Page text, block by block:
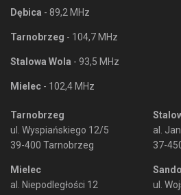
Dębica - 89,2 MHz
Tarnobrzeg - 104,7 MHz
Stalowa Wola - 93,5 MHz
Mielec - 102,4 MHz
Tarnobrzeg
ul. Wyspiańskiego 12/5
39-400 Tarnobrzeg
Mielec
al. Niepodległości 12
al.
37-
ul.